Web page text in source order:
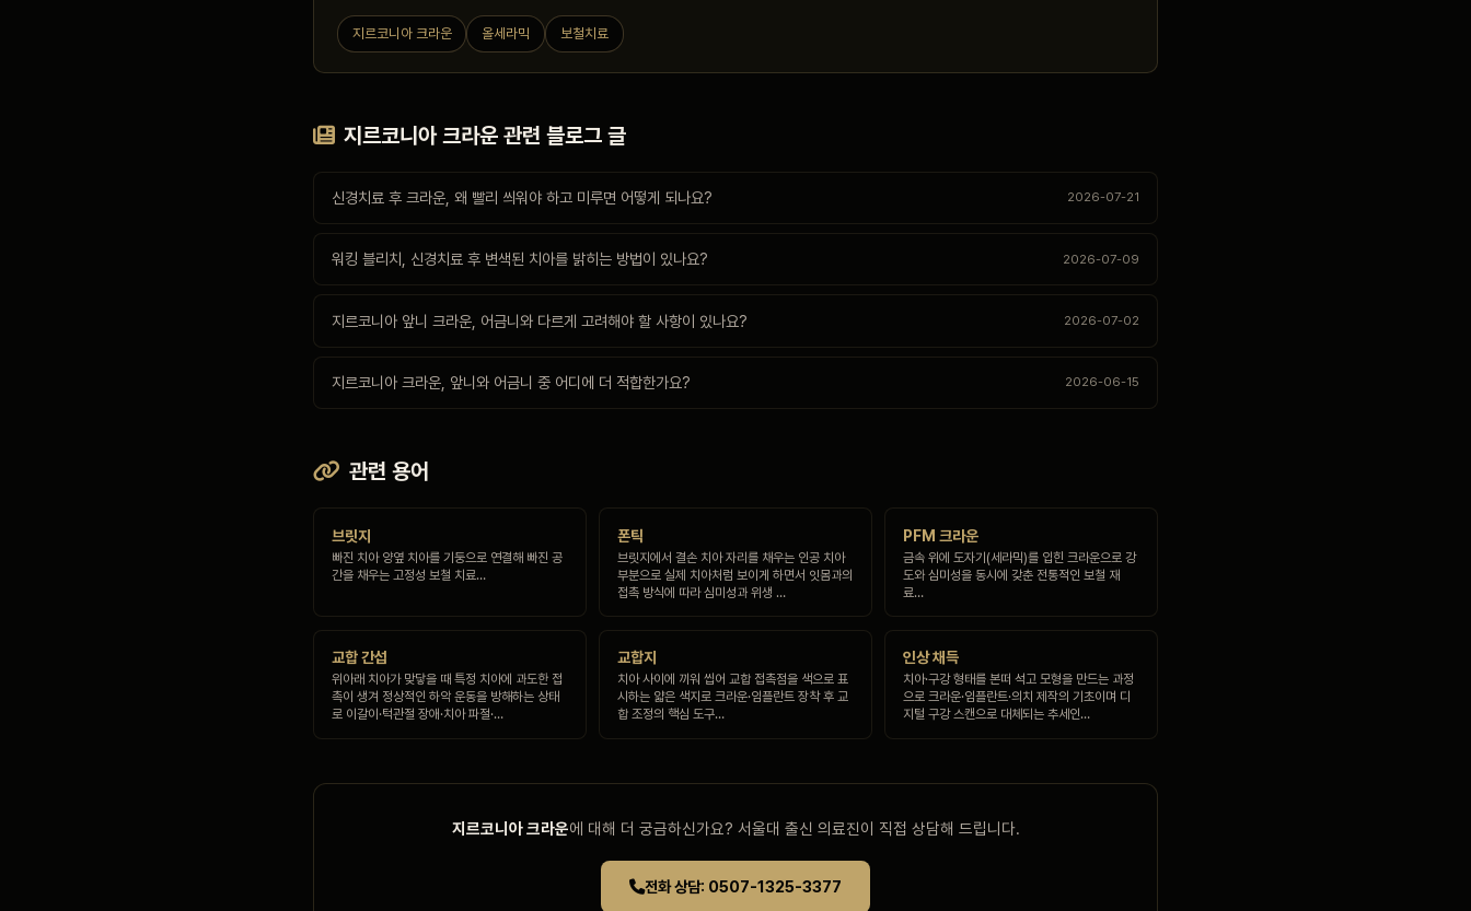
지르코니아 크라운 올세라믹 보철치료
지르코니아 크라운 관련 블로그 글
신경치료 후 크라운, 왜 빨리 씌워야 하고 미루면 어떻게 되나요? 2026-07-21
워킹 블리치, 신경치료 후 변색된 치아를 밝히는 방법이 있나요? 2026-07-09
지르코니아 앞니 크라운, 어금니와 다르게 고려해야 할 사항이 있나요? 2026-07-02
지르코니아 크라운, 앞니와 어금니 중 어디에 더 적합한가요? 2026-06-15
관련 용어
브릿지
빠진 치아 양옆 치아를 기둥으로 연결해 빠진 공
간을 채우는 고정성 보철 치료…
폰틱
브릿지에서 결손 치아 자리를 채우는 인공 치아
부분으로 실제 치아처럼 보이게 하면서 잇몸과의
접촉 방식에 따라 심미성과 위생 …
PFM 크라운
금속 위에 도자기(세라믹)를 입힌 크라운으로 강
도와 심미성을 동시에 갖춘 전통적인 보철 재
료…
교합 간섭
위아래 치아가 맞닿을 때 특정 치아에 과도한 접
촉이 생겨 정상적인 하악 운동을 방해하는 상태
로 이갈이·턱관절 장애·치아 파절·…
교합지
치아 사이에 끼워 씹어 교합 접촉점을 색으로 표
시하는 얇은 색지로 크라운·임플란트 장착 후 교
합 조정의 핵심 도구…
인상 채득
치아·구강 형태를 본떠 석고 모형을 만드는 과정
으로 크라운·임플란트·의치 제작의 기초이며 디
지털 구강 스캔으로 대체되는 추세인…
지르코니아 크라운에 대해 더 궁금하신가요? 서울대 출신 의료진이 직접 상담해 드립니다.
전화 상담: 0507-1325-3377